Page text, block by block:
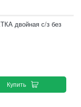
двойная с/з без
Купить